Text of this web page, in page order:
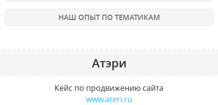
НАШ ОПЫТ ПО ТЕМАТИКАМ
Атэри
Кейс по продвижению сайта
www.ateri.ru